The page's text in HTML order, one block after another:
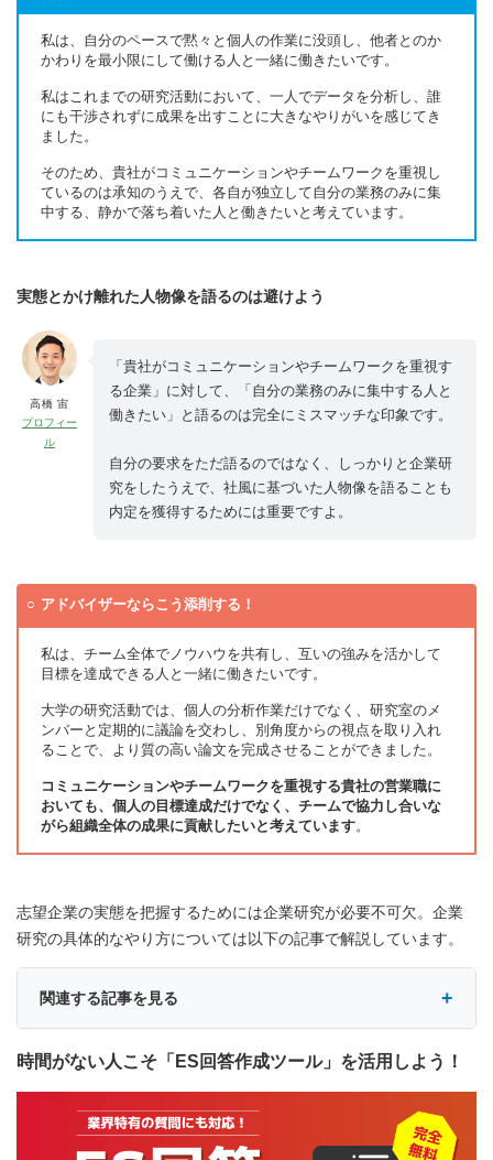
私は、自分のペースで黙々と個人の作業に没頭し、他者とのか
かわりを最小限にして働ける人と一緒に働きたいです。
私はこれまでの研究活動において、一人でデータを分析し、誰
にも干渉されずに成果を出すことに大きなやりがいを感じてき
ました。
そのため、貴社がコミュニケーションやチームワークを重視し
ているのは承知のうえで、各自が独立して自分の業務のみに集
中する、静かで落ち着いた人と働きたいと考えています。
実態とかけ離れた人物像を語るのは避けよう
高橋 宙
プロフィー
ル
「貴社がコミュニケーションやチームワークを重視す
る企業」に対して、「自分の業務のみに集中する人と
働きたい」と語るのは完全にミスマッチな印象です。
自分の要求をただ語るのではなく、しっかりと企業研
究をしたうえで、社風に基づいた人物像を語ることも
内定を獲得するためには重要ですよ。
アドバイザーならこう添削する！
私は、チーム全体でノウハウを共有し、互いの強みを活かして
目標を達成できる人と一緒に働きたいです。
大学の研究活動では、個人の分析作業だけでなく、研究室のメ
ンバーと定期的に議論を交わし、別角度からの視点を取り入れ
ることで、より質の高い論文を完成させることができました。
コミュニケーションやチームワークを重視する貴社の営業職に
おいても、個人の目標達成だけでなく、チームで協力し合いな
がら組織全体の成果に貢献したいと考えています。
志望企業の実態を把握するためには企業研究が必要不可欠。企業
研究の具体的なやり方については以下の記事で解説しています。
関連する記事を見る
時間がない人こそ「ES回答作成ツール」を活用しよう！